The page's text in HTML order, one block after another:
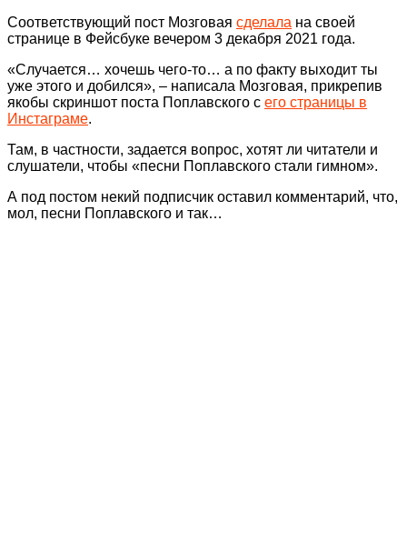
Соответствующий пост Мозговая сделала на своей
странице в Фейсбуке вечером 3 декабря 2021 года.
«Случается… хочешь чего-то… а по факту выходит ты
уже этого и добился», – написала Мозговая, прикрепив
якобы скриншот поста Поплавского с его страницы в
Инстаграме.
Там, в частности, задается вопрос, хотят ли читатели и
слушатели, чтобы «песни Поплавского стали гимном».
А под постом некий подписчик оставил комментарий, что,
мол, песни Поплавского и так…